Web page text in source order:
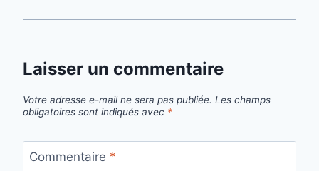
Laisser un commentaire
Votre adresse e-mail ne sera pas publiée. Les champs
obligatoires sont indiqués avec *
Commentaire *